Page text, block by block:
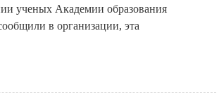
ученых Академии образования
в организации, эта